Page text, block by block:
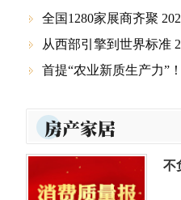
 全国1280家展商齐聚
 从西部引擎到世界标准 2025
 首提“农业新质生产力”！这场水
房产家居